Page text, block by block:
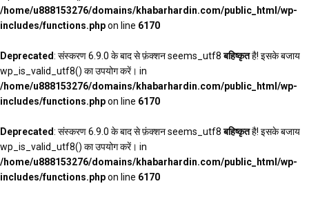
/home/u888153276/domains/khabarhardin.com/public_html/wp-
includes/functions.phpon line 6170
Deprecated: संस्करण 6.9.0 के बाद से फ़ंक्शन seems_utf8बहिष्कृतहै! इसके बजाय
wp_is_valid_utf8() का उपयोग करें। in
/home/u888153276/domains/khabarhardin.com/public_html/wp-
includes/functions.phpon line 6170
Deprecated: संस्करण 6.9.0 के बाद से फ़ंक्शन seems_utf8बहिष्कृतहै! इसके बजाय
wp_is_valid_utf8() का उपयोग करें। in
/home/u888153276/domains/khabarhardin.com/public_html/wp-
includes/functions.phpon line 6170